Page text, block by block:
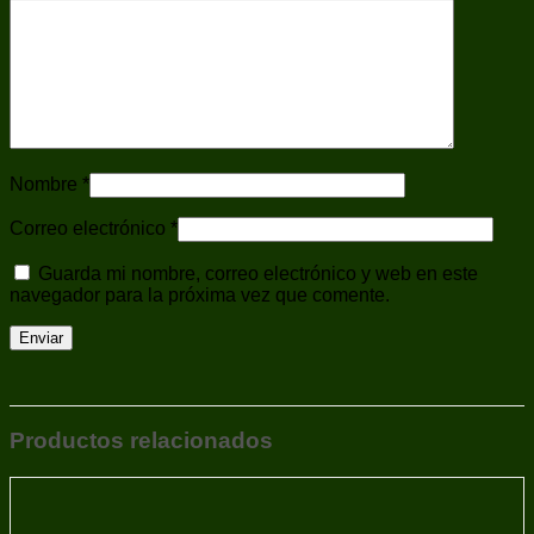
Ponchos
Repuestos
Revólveres
Ropa
Tiro Deportivo
Trípodes
Nombre *
Correo electrónico *
Guarda mi nombre, correo electrónico y web en este
navegador para la próxima vez que comente.
Productos relacionados